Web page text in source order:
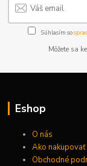
Súhlasím so
Môžete sa
Eshop
O nás
Ako nakupovať
Obchodné